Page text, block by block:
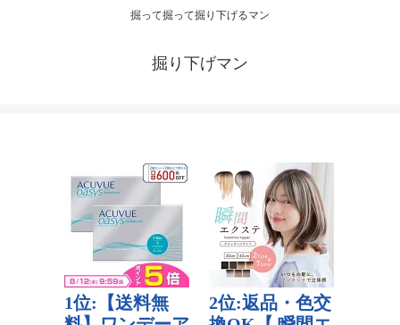
掘って掘って掘り下げるマン
掘り下げマン